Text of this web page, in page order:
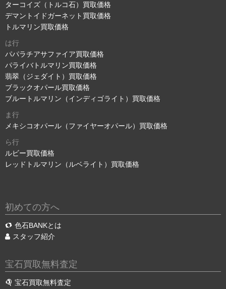
ターコイズ（トルコ石）買取価格
デマントイドガーネット買取価格
トルマリン買取価格
は行
パパラチアサファイア買取価格
パライバトルマリン買取価格
翡翠（ジェダイト）買取価格
ブラックオパール買取価格
ブルートルマリン（インディゴライト）買取価格
ま行
メキシコオパール（ファイヤーオパール）買取価格
ら行
ルビー買取価格
レッドトルマリン（ルベライト）買取価格
初めての方へ
色石BANKとは
スタッフ紹介
宝石買取無料査定
宝石買取無料査定